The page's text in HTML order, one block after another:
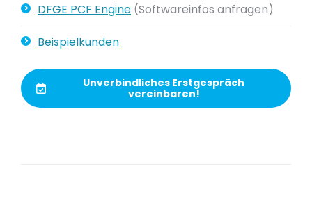
DFGE PCF Engine (Softwareinfos anfragen)
Beispielkunden
Unverbindliches Erstgespräch
vereinbaren!